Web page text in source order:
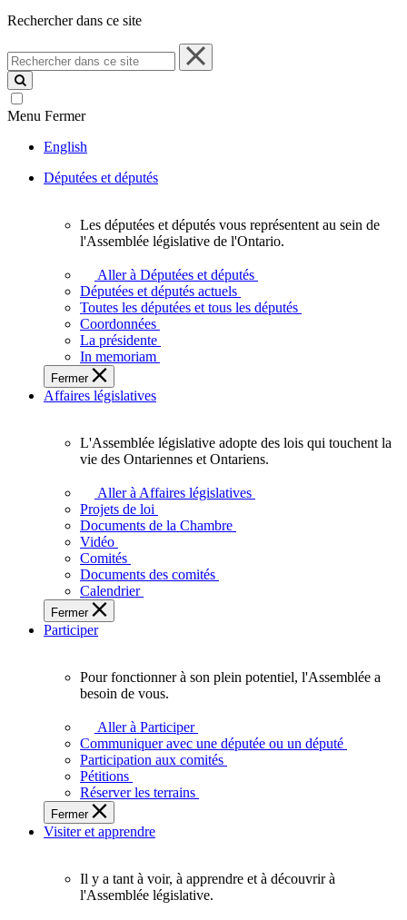
Rechercher dans ce site
Rechercher
dans
ce
site
Menu Fermer
English
Députées et députés
députés
vous
représentent
sein
de
l'Assemblée
législative
l'Ontario.
Les députées et députés vous représentent au sein de
l'Assemblée législative de l'Ontario.
Aller à Députées et députés
Députées et députés actuels
Toutes les députées et tous les députés
Coordonnées
La présidente
In memoriam
Fermer
Affaires législatives
L'Assemblée
adopte
touchent
des
Ontariennes
et
L'Assemblée législative adopte des lois qui touchent la
vie des Ontariennes et Ontariens.
Aller à Affaires législatives
Projets de loi
Documents de la Chambre
Vidéo
Comités
Documents des comités
Calendrier
Fermer
Participer
plein
potentiel,
l'Assemblée
a
besoin
de
Pour fonctionner à son plein potentiel, l'Assemblée a
besoin de vous.
Aller à Participer
Communiquer avec une députée ou un député
Participation aux comités
Pétitions
Réserver les terrains
Fermer
Visiter et apprendre
Il y a tant à voir, à apprendre et à découvrir à
l'Assemblée législative.